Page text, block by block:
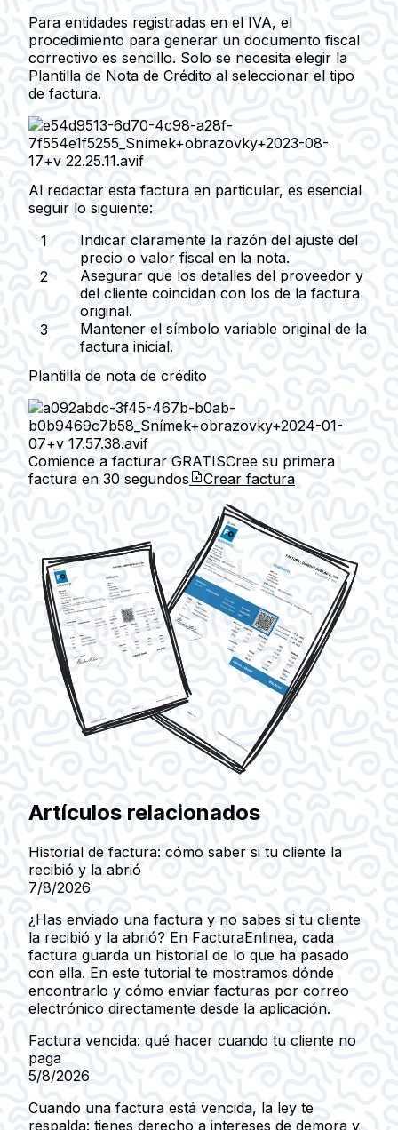
Para entidades registradas en el IVA, el
procedimiento para generar un documento fiscal
correctivo es sencillo. Solo se necesita elegir la
Plantilla de Nota de Crédito al seleccionar el tipo
de factura.
Al redactar esta factura en particular, es esencial
seguir lo siguiente:
Indicar claramente la razón del ajuste del
precio o valor fiscal en la nota.
Asegurar que los detalles del proveedor y
del cliente coincidan con los de la factura
original.
Mantener el símbolo variable original de la
factura inicial.
Plantilla de nota de crédito
Comience a facturar GRATISCree su primera
factura en 30 segundos Crear factura
Artículos relacionados
Historial de factura: cómo saber si tu cliente la
recibió y la abrió
7/8/2026
¿Has enviado una factura y no sabes si tu cliente
la recibió y la abrió? En FacturaEnlinea, cada
factura guarda un historial de lo que ha pasado
con ella. En este tutorial te mostramos dónde
encontrarlo y cómo enviar facturas por correo
electrónico directamente desde la aplicación.
Factura vencida: qué hacer cuando tu cliente no
paga
5/8/2026
Cuando una factura está vencida, la ley te
respalda: tienes derecho a intereses de demora y